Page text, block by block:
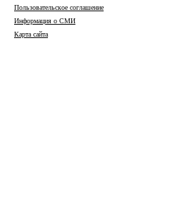
Пользовательское соглашение
Информация о СМИ
Карта сайта